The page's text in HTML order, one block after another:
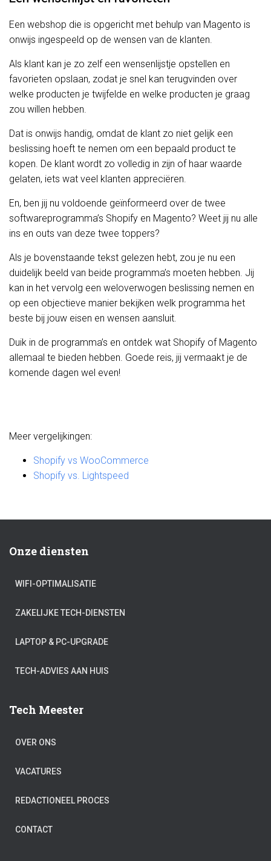
Een webshop die is opgericht met behulp van Magento is
onwijs ingespeeld op de wensen van de klanten.
Als klant kan je zo zelf een wensenlijstje opstellen en
favorieten opslaan, zodat je snel kan terugvinden over
welke producten je twijfelde en welke producten je graag
zou willen hebben.
Dat is onwijs handig, omdat de klant zo niet gelijk een
beslissing hoeft te nemen om een bepaald product te
kopen. De klant wordt zo volledig in zijn of haar waarde
gelaten, iets wat veel klanten appreciëren.
En, ben jij nu voldoende geïnformeerd over de twee
softwareprogramma’s Shopify en Magento? Weet jij nu alle
ins en outs van deze twee toppers?
Als je bovenstaande tekst gelezen hebt, zou je nu een
duidelijk beeld van beide programma’s moeten hebben. Jij
kan in het vervolg een weloverwogen beslissing nemen en
op een objectieve manier bekijken welk programma het
beste bij jouw eisen en wensen aansluit.
Duik in de programma’s en ontdek wat Shopify of Magento
allemaal te bieden hebben. Goede reis, jij vermaakt je de
komende dagen wel even!
Meer vergelijkingen:
Shopify vs WooCommerce
Shopify vs. Lightspeed
Onze diensten
WIFI-OPTIMALISATIE
ZAKELIJKE TECH-DIENSTEN
LAPTOP & PC-UPGRADE
TECH-ADVIES AAN HUIS
Tech Meester
OVER ONS
VACATURES
REDACTIONEEL PROCES
CONTACT